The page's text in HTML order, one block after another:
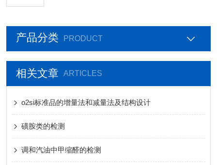
产品分类 PRODUCT
相关文章 ARTICLES
o2si标准品的增量法和减量法及结构设计
磺胺类的检测
调和汽油中甲缩醛的检测